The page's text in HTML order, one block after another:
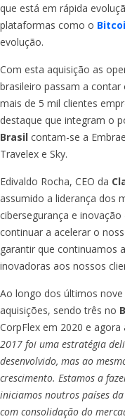
que está em rápida
plataformas como o
evolução.
Com esta aquisição as
brasileiro passam a
mais de 5 mil clientes
destaque que integram o
Brasil contam-se a
Travelex e Sky.
Edivaldo Rocha, CEO da
assumido a liderança dos
cibersegurança e inovação
continuar a acelerar o
garantir que continuamos
inovadoras aos nossos
Ao longo dos últimos
aquisições, sendo três no
CorpFlex em 2020 e agora
2017 foi uma estratégia
desenvolvido, mas ao
crescimento. Estamos a
iniciamos noutros países
com consolidação do